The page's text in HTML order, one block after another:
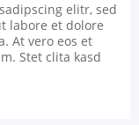
elitr, sed
labore et dolore
At vero eos et
Stet clita kasd
sadipscing